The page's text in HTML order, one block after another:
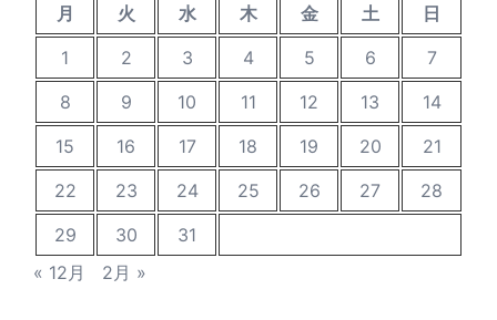
月 火 水 木 金 土
日
1
2 3 4 5 6
7
8
9 10 11 12 13
14
15
16 17 18 19 20
21
22
23 24 25 26 27
28
29
30
31
« 12月
2月 »